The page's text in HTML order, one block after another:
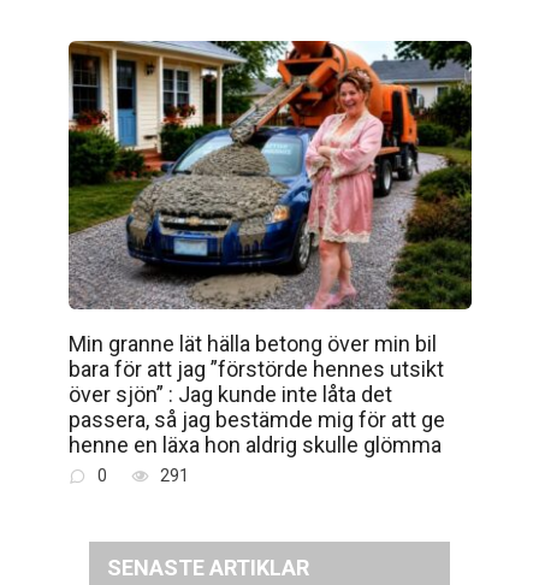
Min granne lät hälla betong över min bil
bara för att jag ”förstörde hennes utsikt
över sjön” : Jag kunde inte låta det
passera, så jag bestämde mig för att ge
henne en läxa hon aldrig skulle glömma
0 291
SENASTE ARTIKLAR